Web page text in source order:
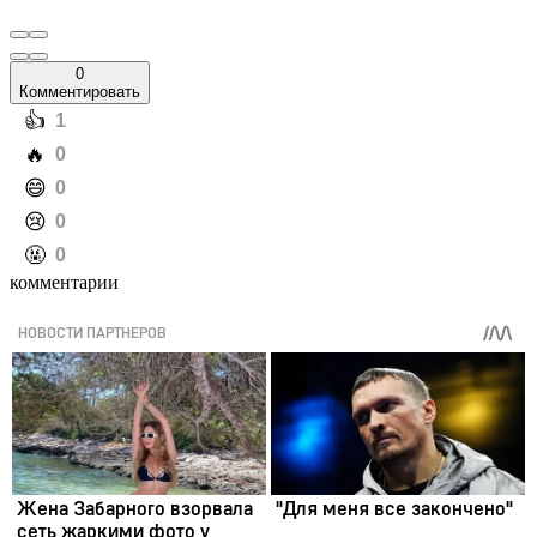
0
Комментировать
️👍 1
️🔥 0
️😄 0
️😢 0
️🤬 0
комментарии